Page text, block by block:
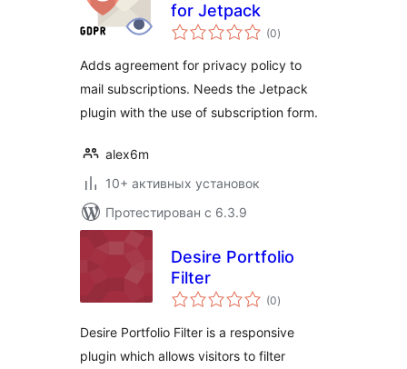
for Jetpack
(0общий
рейтинг
)
Adds agreement for privacy policy to
mail subscriptions. Needs the Jetpack
plugin with the use of subscription form.
alex6m
10+ активных установок
Протестирован с 6.3.9
Desire Portfolio
Filter
(0общий
рейтинг
)
Desire Portfolio Filter is a responsive
plugin which allows visitors to filter